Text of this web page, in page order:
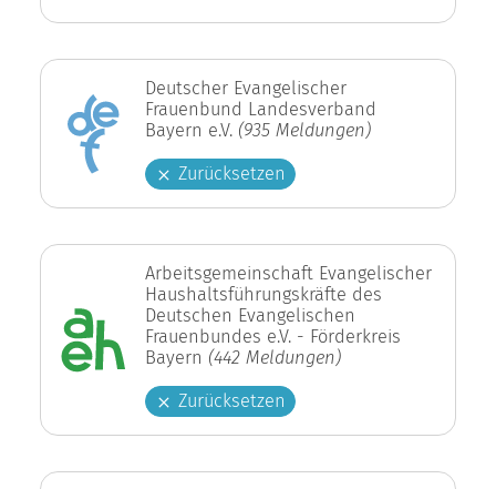
Deutscher Evangelischer
Frauenbund Landesverband
Bayern e.V. (935 Meldungen)
Zurücksetzen
Arbeitsgemeinschaft Evangelischer
Haushaltsführungskräfte des
Deutschen Evangelischen
Frauenbundes e.V. - Förderkreis
Bayern (442 Meldungen)
Zurücksetzen